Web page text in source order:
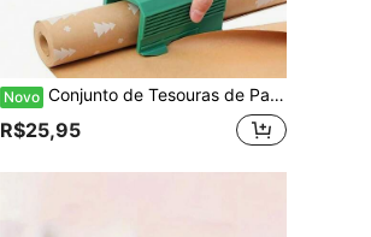
Novo Conjunto de Tesouras de Papel, Ferramentas de Corte para Celebrações de Feriados. Conjunto de Ferramentas de Corte de Papel Deslizante, Adequado para Fazer Embrulhos de Presentes de Natal, Halloween e Outros Feriados. Tesouras de Papel para Festas de Feriados.
R$25,95